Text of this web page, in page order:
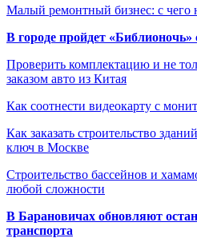
Малый ремонтный бизнес: с чего
В городе пройдет
Проверить комплектацию и не
заказом авто из Китая
Как соотнести видеокарту с
Как заказать строительство
ключ в Москве
Строительство бассейнов и
любой сложности
В Барановичах обновляют
транспорта